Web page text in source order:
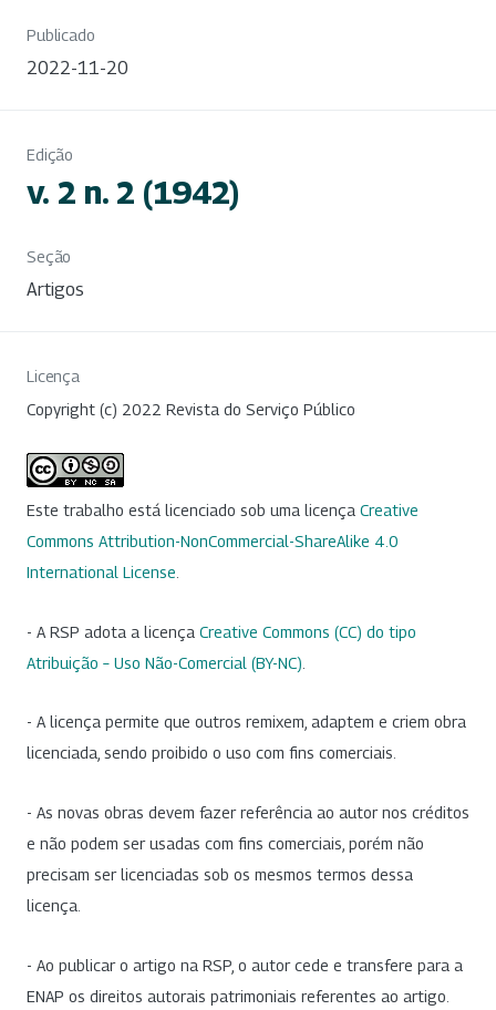
Publicado
2022-11-20
Edição
v. 2 n. 2 (1942)
Seção
Artigos
Licença
Copyright (c) 2022 Revista do Serviço Público
Este trabalho está licenciado sob uma licença Creative
Commons Attribution-NonCommercial-ShareAlike 4.0
International License
- A RSP adota a licença Creative Commons (CC) do tipo
Atribuição – Uso Não-Comercial (BY-NC)
- A licença permite que outros remixem, adaptem e criem obra
licenciada, sendo proibido o uso com fins comerciais.
- As novas obras devem fazer referência ao autor nos créditos
e não podem ser usadas com fins comerciais, porém não
precisam ser licenciadas sob os mesmos termos dessa
licença.
- Ao publicar o artigo na RSP, o autor cede e transfere para a
ENAP os direitos autorais patrimoniais referentes ao artigo.